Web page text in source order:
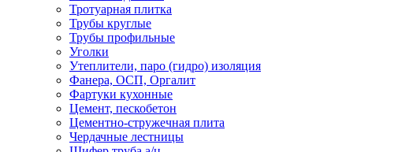
Тротуарная плитка
Трубы круглые
Трубы профильные
Уголки
Утеплители, паро (гидро) изоляция
Фанера, ОСП, Оргалит
Фартуки кухонные
Цемент, пескобетон
Цементно-стружечная плита
Чердачные лестницы